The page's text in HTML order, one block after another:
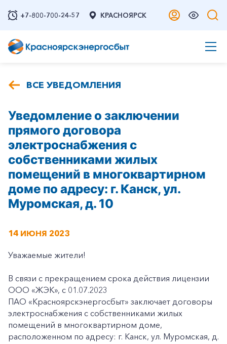
+7-800-700-24-57 КРАСНОЯРСК
ВСЕ УВЕДОМЛЕНИЯ
Уведомление о заключении
прямого договора
электроснабжения с
собственниками жилых
помещений в многоквартирном
доме по адресу: г. Канск, ул.
Муромская, д. 10
14 ИЮНЯ 2023
Уважаемые жители!
В связи с прекращением срока действия лицензии
ООО «ЖЭК», с 01.07.2023
ПАО «Красноярскэнергосбыт» заключает договоры
электроснабжения с собственниками жилых
помещений в многоквартирном доме,
расположенном по адресу: г. Канск, ул. Муромская, д.